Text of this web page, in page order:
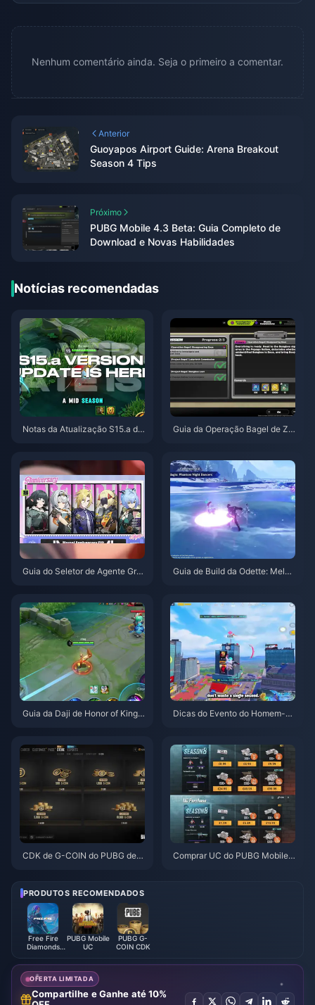
Nenhum comentário ainda. Seja o primeiro a comentar.
Anterior
Guoyapos Airport Guide: Arena Breakout
Season 4 Tips
Próximo
PUBG Mobile 4.3 Beta: Guia Completo de
Download e Novas Habilidades
Notícias recomendadas
Notas da Atualização S15.a de
Guia da Operação Bagel de Ze
Guia do Seletor de Agente Grat
Guia de Build da Odette: Melho
Guia da Daji de Honor of Kings:
Dicas do Evento do Homem-Ar
CDK de G-COIN do PUBG de j
pena?
Comprar UC do PUBG Mobile
PRODUTOS RECOMENDADOS
Free Fire
Diamonds
PUBG Mobile
UC
PUBG G-
COIN CDK
OFERTA LIMITADA
Compartilhe e Ganhe até 10%